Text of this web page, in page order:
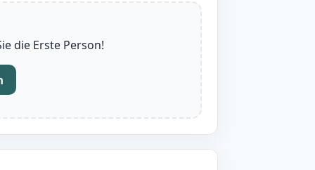
die Erste Person!